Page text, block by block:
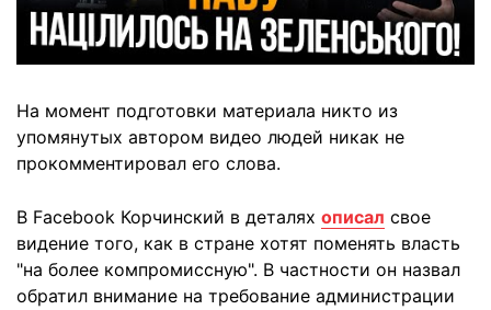
На момент подготовки материала никто из
упомянутых автором видео людей никак не
прокомментировал его слова.
В Facebook Корчинский в деталях описал свое
видение того, как в стране хотят поменять власть
"на более компромиссную". В частности он назвал
обратил внимание на требование администрации